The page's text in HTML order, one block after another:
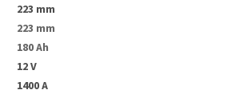
223 mm
223 mm
180 Ah
12 V
1400 A